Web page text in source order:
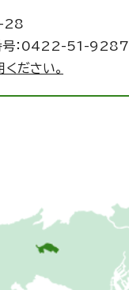
28
号：0422-51-9287
ださい。